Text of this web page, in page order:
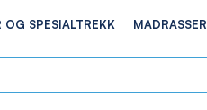
OG SPESIALTREKK MADRASSER